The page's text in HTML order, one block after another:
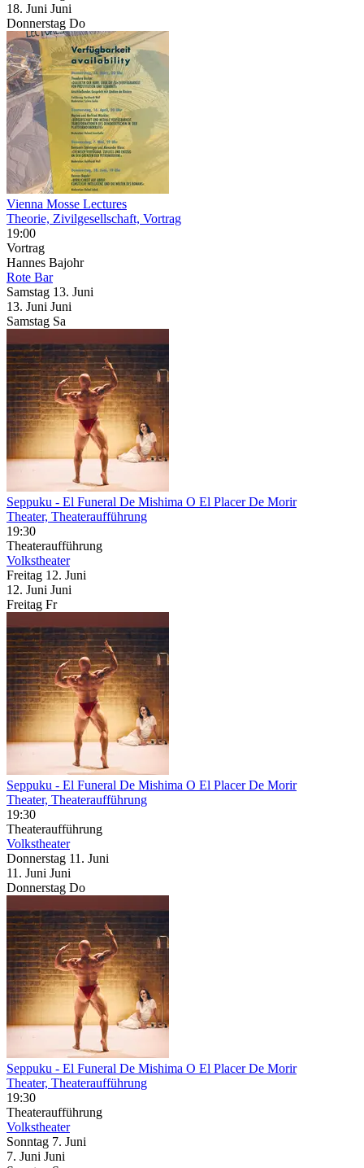
18. Juni Juni
Donnerstag Do
Vienna Mosse Lectures
Theorie, Zivilgesellschaft, Vortrag
19:00
Vortrag
Hannes Bajohr
Rote Bar
Samstag 13. Juni
13. Juni Juni
Samstag Sa
Seppuku - El Funeral De Mishima O El Placer De Morir
Theater, Theateraufführung
19:30
Theateraufführung
Volkstheater
Freitag 12. Juni
12. Juni Juni
Freitag Fr
Seppuku - El Funeral De Mishima O El Placer De Morir
Theater, Theateraufführung
19:30
Theateraufführung
Volkstheater
Donnerstag 11. Juni
11. Juni Juni
Donnerstag Do
Seppuku - El Funeral De Mishima O El Placer De Morir
Theater, Theateraufführung
19:30
Theateraufführung
Volkstheater
Sonntag 7. Juni
7. Juni Juni